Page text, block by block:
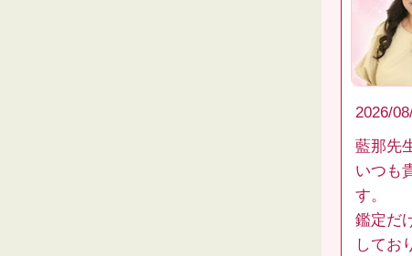
2026/
藍那先
いつも
す。
鑑定だ
してお